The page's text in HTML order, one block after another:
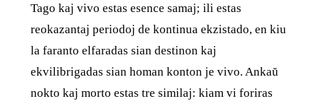
Tago kaj vivo estas esence samaj; ili estas
reokazantaj periodoj de kontinua ekzistado, en kiu
la faranto elfaradas sian destinon kaj
ekvilibrigadas sian homan konton je vivo. Ankaŭ
nokto kaj morto estas tre similaj: kiam vi foriras